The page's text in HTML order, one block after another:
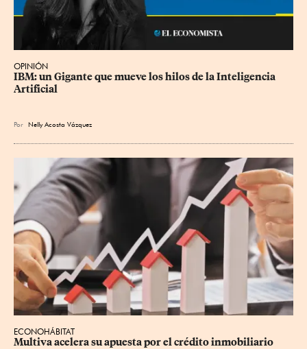
OPINIÓN
IBM: un Gigante que mueve los hilos de la Inteligencia
Artificial
Por Nelly Acosta Vázquez
ECONOHÁBITAT
Multiva acelera su apuesta por el crédito inmobiliario